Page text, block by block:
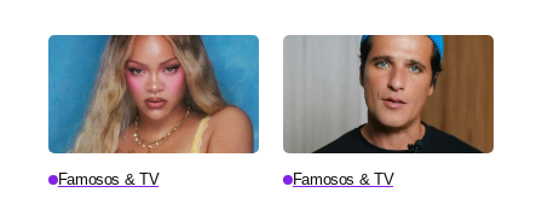
Famosos & TV Famosos & TV